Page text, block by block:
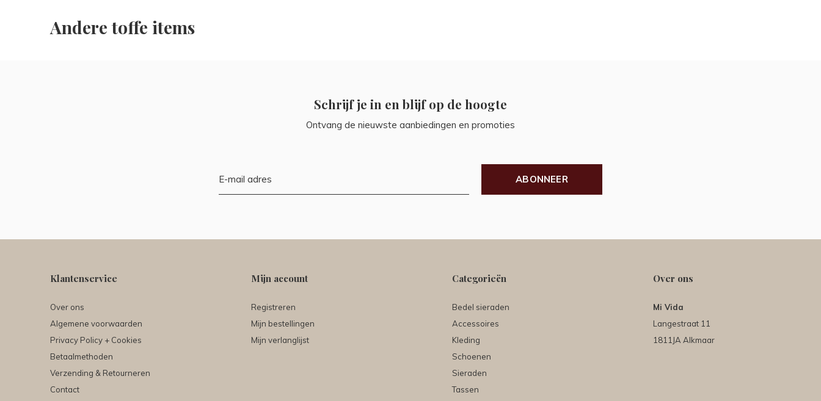
Andere toffe items
Schrijf je in en blijf op de hoogte
Ontvang de nieuwste aanbiedingen en promoties
ABONNEER
Klantenservice
Over ons
Algemene voorwaarden
Privacy Policy + Cookies
Betaalmethoden
Verzending & Retourneren
Contact
Mijn account
Registreren
Mijn bestellingen
Mijn verlanglijst
Categorieën
Bedel sieraden
Accessoires
Kleding
Schoenen
Sieraden
Tassen
Over ons
Mi Vida
Langestraat 11
1811JA Alkmaar